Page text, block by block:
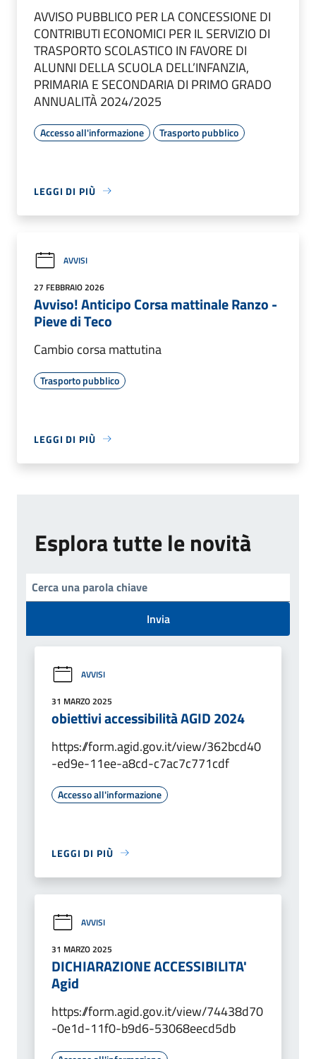
AVVISO PUBBLICO PER LA CONCESSIONE DI
CONTRIBUTI ECONOMICI PER IL SERVIZIO DI
TRASPORTO SCOLASTICO IN FAVORE DI
ALUNNI DELLA SCUOLA DELL’INFANZIA,
PRIMARIA E SECONDARIA DI PRIMO GRADO
ANNUALITÀ 2024/2025
Accesso all'informazione Trasporto pubblico
LEGGI DI PIÙ
AVVISI
27 FEBBRAIO 2026
Avviso! Anticipo Corsa mattinale Ranzo -
Pieve di Teco
Cambio corsa mattutina
Trasporto pubblico
LEGGI DI PIÙ
Esplora tutte le novità
Invia
AVVISI
31 MARZO 2025
obiettivi accessibilità AGID 2024
https://form.agid.gov.it/view/362bcd40
-ed9e-11ee-a8cd-c7ac7c771cdf
Accesso all'informazione
LEGGI DI PIÙ
AVVISI
31 MARZO 2025
DICHIARAZIONE ACCESSIBILITA'
Agid
https://form.agid.gov.it/view/74438d70
-0e1d-11f0-b9d6-53068eecd5db